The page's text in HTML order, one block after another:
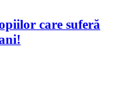
care suferă